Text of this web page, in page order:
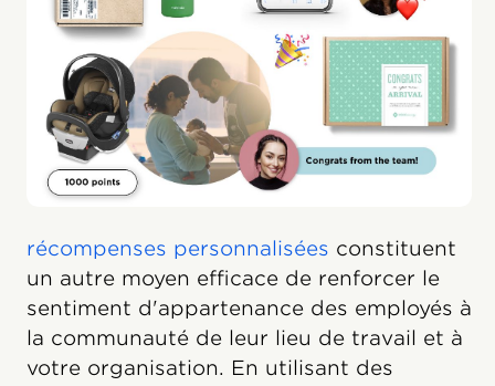
récompenses personnalisées constituent
un autre moyen efficace de renforcer le
sentiment d'appartenance des employés à
la communauté de leur lieu de travail et à
votre organisation. En utilisant des